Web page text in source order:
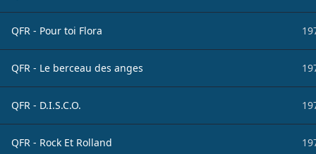
QFR - Pour toi Flora
QFR - Le berceau des anges
QFR - D.I.S.C.O.
QFR - Rock Et Rolland